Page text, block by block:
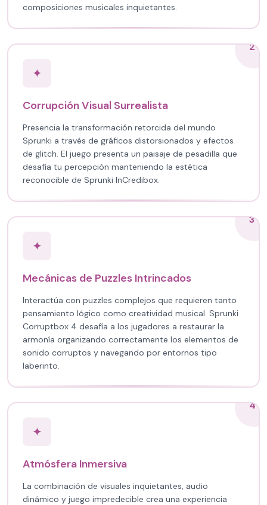
composiciones musicales inquietantes.
2
✦
Corrupción Visual Surrealista
Presencia la transformación retorcida del mundo
Sprunki a través de gráficos distorsionados y efectos
de glitch. El juego presenta un paisaje de pesadilla que
desafía tu percepción manteniendo la estética
reconocible de Sprunki InCredibox.
3
✦
Mecánicas de Puzzles Intrincados
Interactúa con puzzles complejos que requieren tanto
pensamiento lógico como creatividad musical. Sprunki
Corruptbox 4 desafía a los jugadores a restaurar la
armonía organizando correctamente los elementos de
sonido corruptos y navegando por entornos tipo
laberinto.
4
✦
Atmósfera Inmersiva
La combinación de visuales inquietantes, audio
dinámico y juego impredecible crea una experiencia